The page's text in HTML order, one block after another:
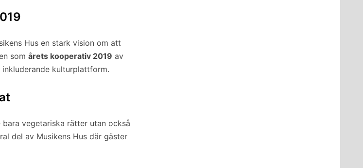
Hus en stark vision om att
som årets kooperativ 2019 av
kulturplattform.
vegetariska rätter utan också
del av Musikens Hus där gäster